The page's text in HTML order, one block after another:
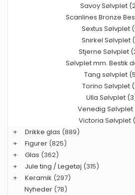
Savoy Sølvplet
Scanlines Bronze
Sextus Sølvplet
Snirkel Sølvplet
Stjerne Sølvplet
Sølvplet mm. Bestik
Tang sølvplet
Torino Sølvplet
Ulla Sølvplet
Venedig Sølvplet
Victoria Sølvplet
+
Drikke glas (889)
+
Figurer (825)
+
Glas (362)
+
Jule ting / Legetøj (315)
+
Keramik (297)
Nyheder (78)